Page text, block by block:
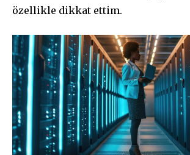
özellikle dikkat ettim.